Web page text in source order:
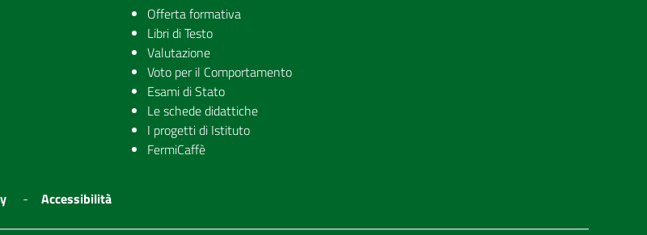
Offerta formativa
Libri di Testo
Valutazione
Voto per il Comportamento
Esami di Stato
Le schede didattiche
I progetti di Istituto
FermiCaffè
Accessibilità